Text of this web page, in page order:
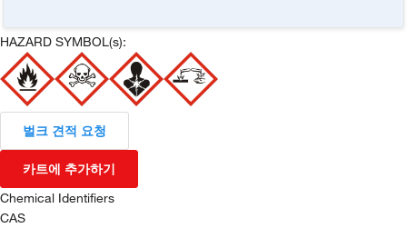
HAZARD SYMBOL(s):
벌크 견적 요청
카트에 추가하기
Chemical Identifiers
CAS